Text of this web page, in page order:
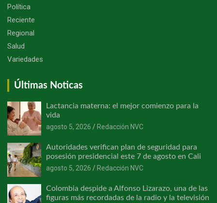
Política
Reciente
Regional
Salud
Variedades
Últimas Noticas
Lactancia materna: el mejor comienzo para la
vida
agosto 5, 2026
Redacción NVC
Autoridades verifican plan de seguridad para
posesión presidencial este 7 de agosto en Cali
agosto 5, 2026
Redacción NVC
Colombia despide a Alfonso Lizarazo, una de las
figuras más recordadas de la radio y la televisión